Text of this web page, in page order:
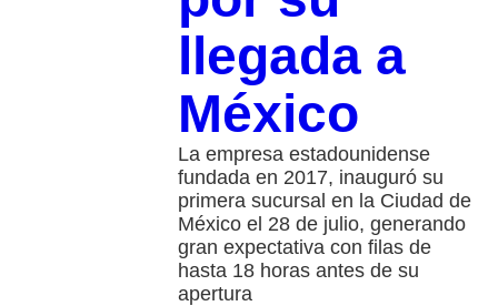
llegada a
México
La empresa estadounidense
fundada en 2017, inauguró su
primera sucursal en la Ciudad de
México el 28 de julio, generando
gran expectativa con filas de
hasta 18 horas antes de su
apertura